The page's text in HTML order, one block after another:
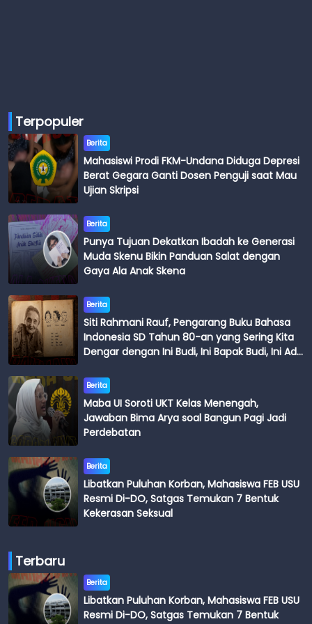
Terpopuler
Berita
Mahasiswi Prodi FKM-Undana Diduga Depresi
Berat Gegara Ganti Dosen Penguji saat Mau
Ujian Skripsi
Berita
Punya Tujuan Dekatkan Ibadah ke Generasi
Muda Skenu Bikin Panduan Salat dengan
Gaya Ala Anak Skena
Berita
Siti Rahmani Rauf, Pengarang Buku Bahasa
Indonesia SD Tahun 80-an yang Sering Kita
Dengar dengan Ini Budi, Ini Bapak Budi, Ini Adik
Berita
Maba UI Soroti UKT Kelas Menengah,
Jawaban Bima Arya soal Bangun Pagi Jadi
Perdebatan
Berita
Libatkan Puluhan Korban, Mahasiswa FEB USU
Resmi Di-DO, Satgas Temukan 7 Bentuk
Kekerasan Seksual
Terbaru
Berita
Libatkan Puluhan Korban, Mahasiswa FEB USU
Resmi Di-DO, Satgas Temukan 7 Bentuk